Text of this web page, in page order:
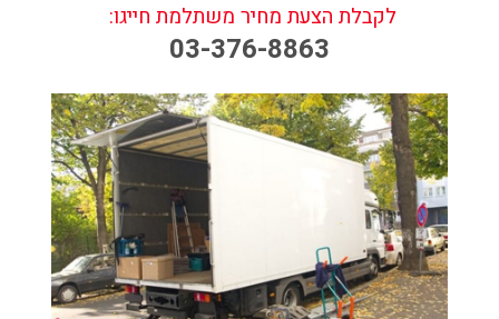
לקבלת הצעת מחיר משתלמת חייגו:
03-376-8863